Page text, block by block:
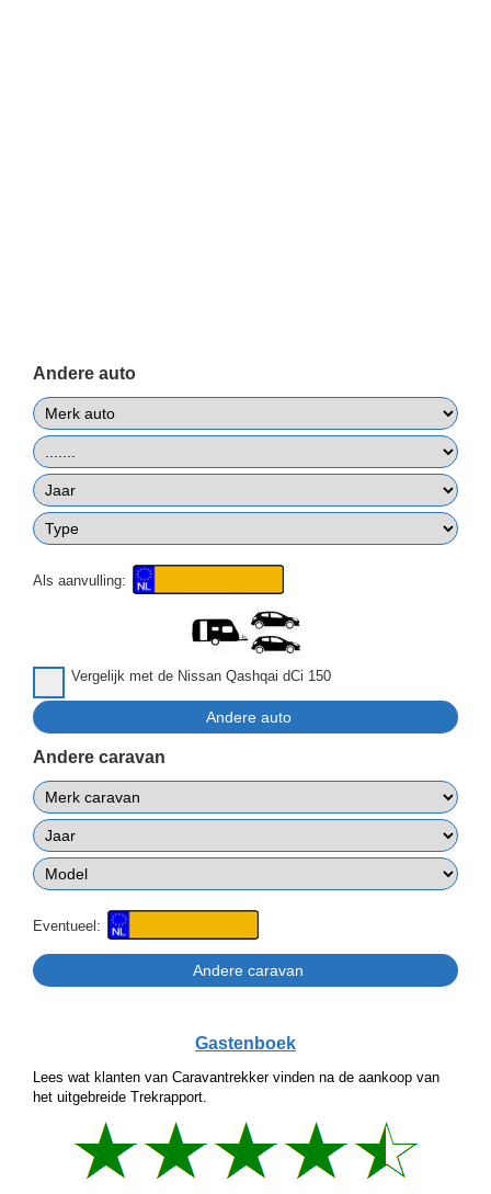
Andere auto
Als aanvulling:
Vergelijk met de Nissan Qashqai dCi 150
Andere caravan
Eventueel:
Gastenboek
Lees wat klanten van Caravantrekker vinden na de aankoop van
het uitgebreide Trekrapport.